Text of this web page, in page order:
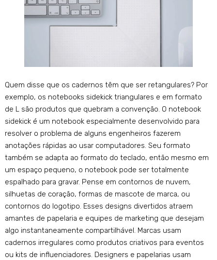
Quem disse que os cadernos têm que ser retangulares? Por
exemplo, os notebooks sidekick triangulares e em formato
de L são produtos que quebram a convenção. O notebook
sidekick é um notebook especialmente desenvolvido para
resolver o problema de alguns engenheiros fazerem
anotações rápidas ao usar computadores. Seu formato
também se adapta ao formato do teclado, então mesmo em
um espaço pequeno, o notebook pode ser totalmente
espalhado para gravar. Pense em contornos de nuvem,
silhuetas de coração, formas de mascote de marca, ou
contornos do logotipo. Esses designs divertidos atraem
amantes de papelaria e equipes de marketing que desejam
algo instantaneamente compartilhável. Marcas usam
cadernos irregulares como produtos criativos para eventos
ou kits de influenciadores. Designers e papelarias usam